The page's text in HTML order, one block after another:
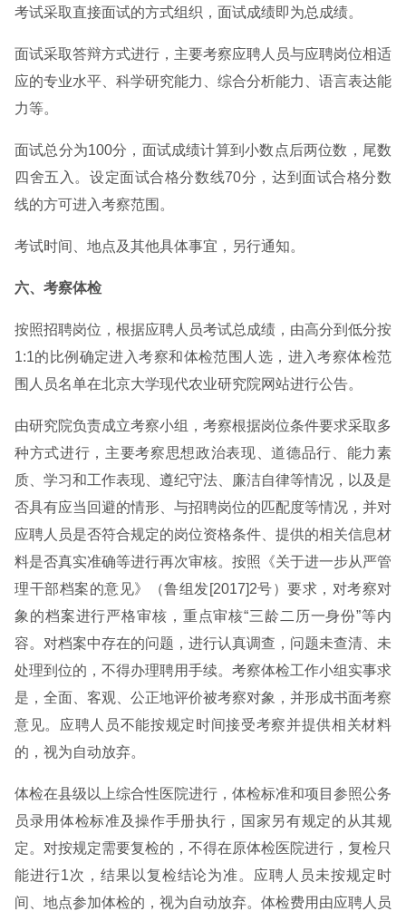
考试采取直接面试的方式组织，面试成绩即为总成绩。
面试采取答辩方式进行，主要考察应聘人员与应聘岗位相适
应的专业水平、科学研究能力、综合分析能力、语言表达能
力等。
面试总分为100分，面试成绩计算到小数点后两位数，尾数
四舍五入。设定面试合格分数线70分，达到面试合格分数
线的方可进入考察范围。
考试时间、地点及其他具体事宜，另行通知。
六、考察体检
按照招聘岗位，根据应聘人员考试总成绩，由高分到低分按
1:1的比例确定进入考察和体检范围人选，进入考察体检范
围人员名单在北京大学现代农业研究院网站进行公告。
由研究院负责成立考察小组，考察根据岗位条件要求采取多
种方式进行，主要考察思想政治表现、道德品行、能力素
质、学习和工作表现、遵纪守法、廉洁自律等情况，以及是
否具有应当回避的情形、与招聘岗位的匹配度等情况，并对
应聘人员是否符合规定的岗位资格条件、提供的相关信息材
料是否真实准确等进行再次审核。按照《关于进一步从严管
理干部档案的意见》（鲁组发[2017]2号）要求，对考察对
象的档案进行严格审核，重点审核“三龄二历一身份”等内
容。对档案中存在的问题，进行认真调查，问题未查清、未
处理到位的，不得办理聘用手续。考察体检工作小组实事求
是，全面、客观、公正地评价被考察对象，并形成书面考察
意见。应聘人员不能按规定时间接受考察并提供相关材料
的，视为自动放弃。
体检在县级以上综合性医院进行，体检标准和项目参照公务
员录用体检标准及操作手册执行，国家另有规定的从其规
定。对按规定需要复检的，不得在原体检医院进行，复检只
能进行1次，结果以复检结论为准。应聘人员未按规定时
间、地点参加体检的，视为自动放弃。体检费用由应聘人员